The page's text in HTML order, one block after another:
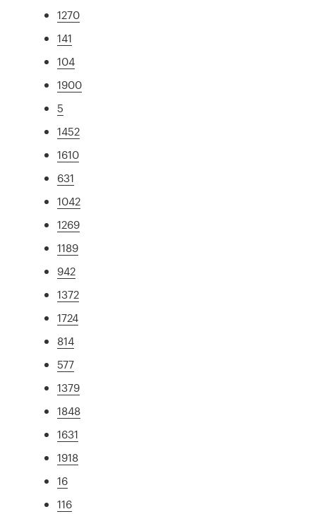
1270
141
104
1900
5
1452
1610
631
1042
1269
1189
942
1372
1724
814
577
1379
1848
1631
1918
16
116